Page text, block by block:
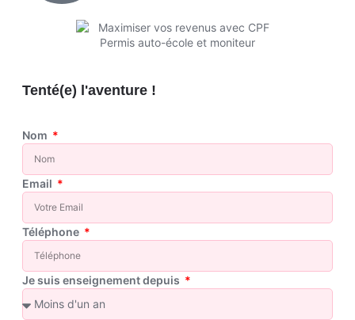
Tenté(e) l'aventure !
Nom
Email
Téléphone
Je suis enseignement depuis